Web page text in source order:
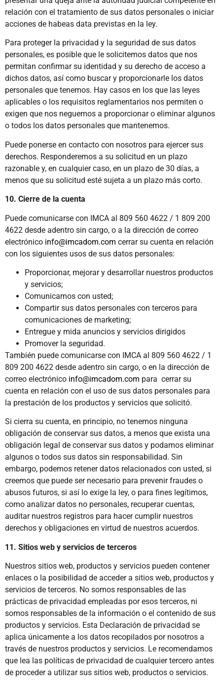
relación con el tratamiento de sus datos personales o iniciar
acciones de habeas data previstas en la ley.
Para proteger la privacidad y la seguridad de sus datos
personales, es posible que le solicitemos datos que nos
permitan confirmar su identidad y su derecho de acceso a
dichos datos, así como buscar y proporcionarle los datos
personales que tenemos. Hay casos en los que las leyes
aplicables o los requisitos reglamentarios nos permiten o
exigen que nos neguemos a proporcionar o eliminar algunos
o todos los datos personales que mantenemos.
Puede ponerse en contacto con nosotros para ejercer sus
derechos. Responderemos a su solicitud en un plazo
razonable y, en cualquier caso, en un plazo de 30 días, a
menos que su solicitud esté sujeta a un plazo más corto.
10. Cierre de la cuenta
Puede comunicarse con IMCA al 809 560 4622 / 1 809 200
4622 desde adentro sin cargo, o a la dirección de correo
electrónico info@imcadom.com cerrar su cuenta en relación
con los siguientes usos de sus datos personales:
Proporcionar, mejorar y desarrollar nuestros productos
y servicios;
Comunicarnos con usted;
Compartir sus datos personales con terceros para
comunicaciones de marketing;
Entregue y mida anuncios y servicios dirigidos
Promover la seguridad.
También puede comunicarse con IMCA al 809 560 4622 / 1
809 200 4622 desde adentro sin cargo, o en la dirección de
correo electrónico info@imcadom.com para cerrar su
cuenta en relación con el uso de sus datos personales para
la prestación de los productos y servicios que solicitó.
Si cierra su cuenta, en principio, no tenemos ninguna
obligación de conservar sus datos, a menos que exista una
obligación legal de conservar sus datos y podamos eliminar
algunos o todos sus datos sin responsabilidad. Sin
embargo, podemos retener datos relacionados con usted, si
creemos que puede ser necesario para prevenir fraudes o
abusos futuros, si así lo exige la ley, o para fines legítimos,
como analizar datos no personales, recuperar cuentas,
auditar nuestros registros para hacer cumplir nuestros
derechos y obligaciones en virtud de nuestros acuerdos.
11. Sitios web y servicios de terceros
Nuestros sitios web, productos y servicios pueden contener
enlaces o la posibilidad de acceder a sitios web, productos y
servicios de terceros. No somos responsables de las
prácticas de privacidad empleadas por esos terceros, ni
somos responsables de la información o el contenido de sus
productos y servicios. Esta Declaración de privacidad se
aplica únicamente a los datos recopilados por nosotros a
través de nuestros productos y servicios. Le recomendamos
que lea las políticas de privacidad de cualquier tercero antes
de proceder a utilizar sus sitios web, productos o servicios.